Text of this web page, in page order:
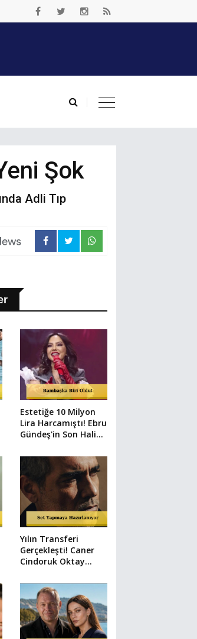
Şok
Adli Tıp
Estetiğe 10 Milyon
Lira Harcamıştı! Ebru
Gündeş'in Son Hali
Yılın Transferi
Gerçekleşti! Caner
Cindoruk Oktay
Kadrosunda